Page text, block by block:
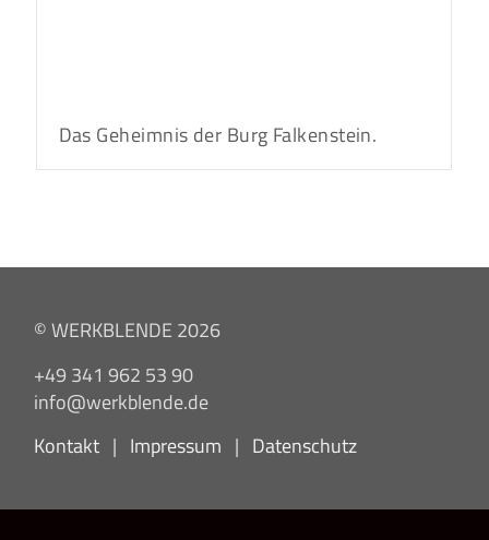
Das Geheimnis der Burg Falkenstein.
© WERKBLENDE 2026
+49 341 962 53 90
info@werkblende.de
Kontakt | Impressum | Datenschutz